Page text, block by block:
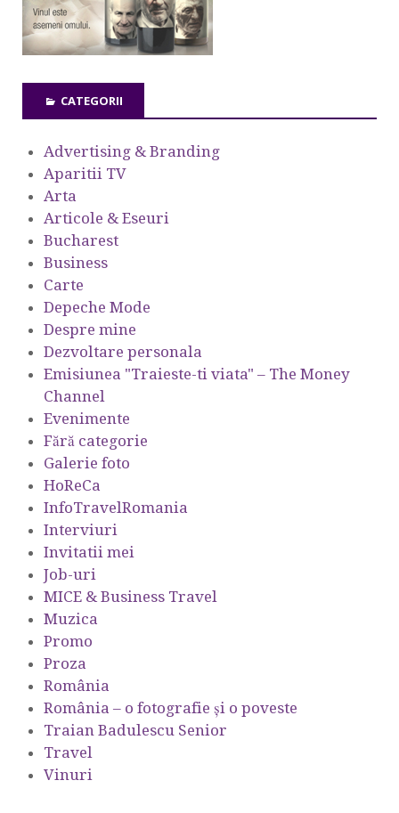
CATEGORII
Advertising & Branding
Aparitii TV
Arta
Articole & Eseuri
Bucharest
Business
Carte
Depeche Mode
Despre mine
Dezvoltare personala
Emisiunea "Traieste-ti viata" – The Money
Channel
Evenimente
Fără categorie
Galerie foto
HoReCa
InfoTravelRomania
Interviuri
Invitatii mei
Job-uri
MICE & Business Travel
Muzica
Promo
Proza
România
România – o fotografie şi o poveste
Traian Badulescu Senior
Travel
Vinuri